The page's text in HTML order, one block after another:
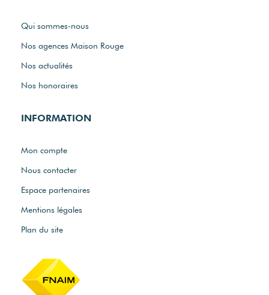
Qui sommes-nous
Nos agences Maison Rouge
Nos actualités
Nos honoraires
INFORMATION
Mon compte
Nous contacter
Espace partenaires
Mentions légales
Plan du site